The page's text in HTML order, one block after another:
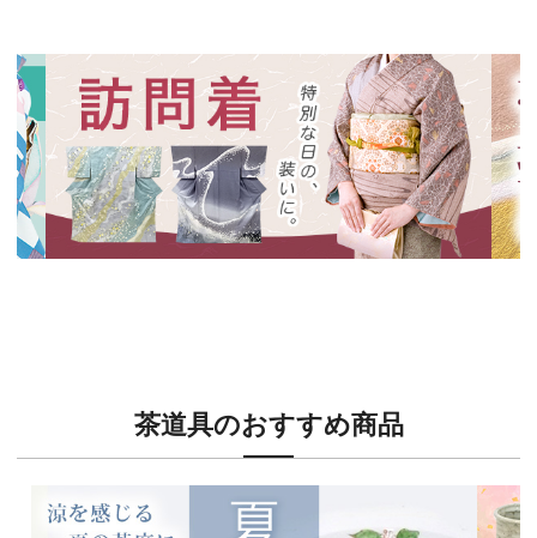
茶道具のおすすめ商品